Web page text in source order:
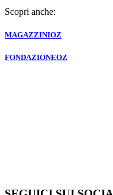
Scopri anche:
MAGAZZINIOZ
FONDAZIONEOZ